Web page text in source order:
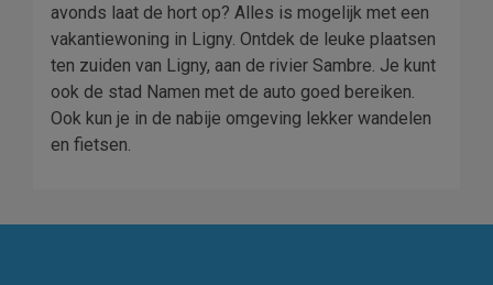
avonds laat de hort op? Alles is mogelijk met een
vakantiewoning in Ligny. Ontdek de leuke plaatsen
ten zuiden van Ligny, aan de rivier Sambre. Je kunt
ook de stad Namen met de auto goed bereiken.
Ook kun je in de nabije omgeving lekker wandelen
en fietsen.